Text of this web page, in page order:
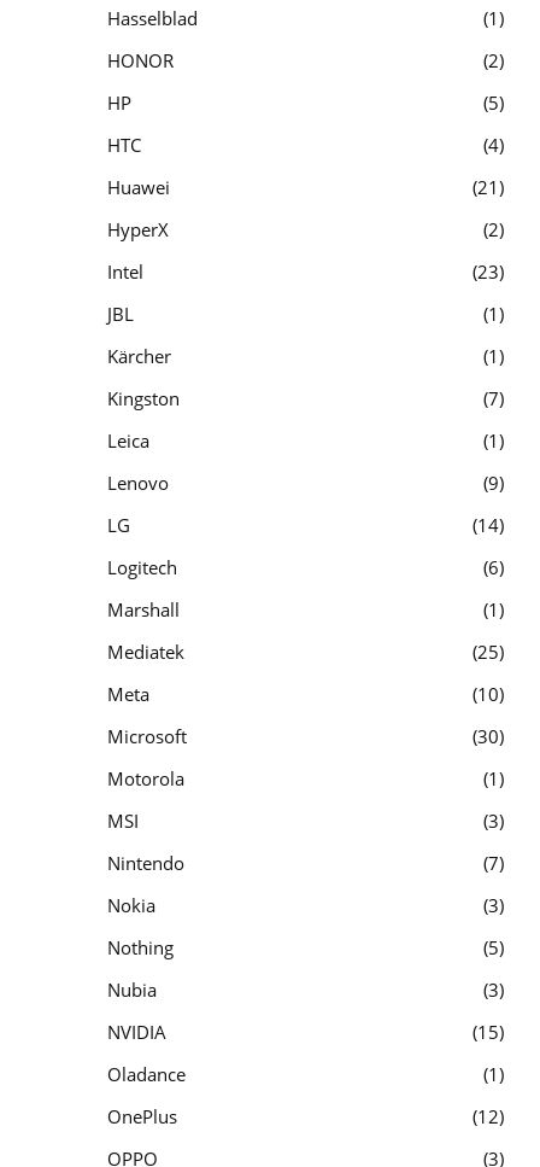
Hasselblad
1
HONOR
2
HP
5
HTC
4
Huawei
21
HyperX
2
Intel
23
JBL
1
Kärcher
1
Kingston
7
Leica
1
Lenovo
9
LG
14
Logitech
6
Marshall
1
Mediatek
25
Meta
10
Microsoft
30
Motorola
1
MSI
3
Nintendo
7
Nokia
3
Nothing
5
Nubia
3
NVIDIA
15
Oladance
1
OnePlus
12
OPPO
3